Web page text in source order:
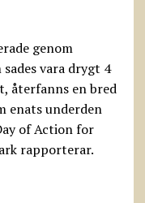
genom
vara drygt 4
återfanns en bred
enats underden
of Action for
rapporterar.